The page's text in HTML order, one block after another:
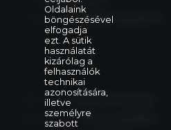
Hivatali Kapu:PHELEK,706040373
Polgármester:Szelezsán György
Alpolgármester: Purecse Brigitta
Oldalaink
böngészésével
elfogadja
ezt. A sütik
használatát
kizárólag a
felhasználók
technikai
azonosítására,
illetve
személyre
szabott